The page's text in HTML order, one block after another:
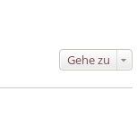
Gehe zu